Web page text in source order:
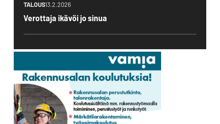
TALOUS13.2.2026
Verottaja ikävöi jo sinua